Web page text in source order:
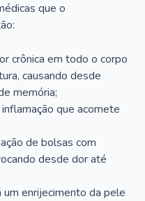
que o
crônica em todo o corpo
causando desde
memória;
que acomete
de bolsas com
desde dor até
um enrijecimento da pele